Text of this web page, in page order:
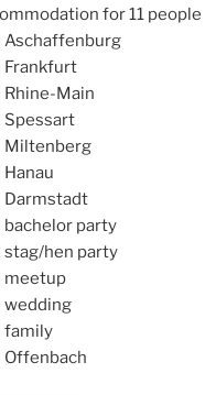
for 11 people
Aschaffenburg
Frankfurt
Main
Spessart
Miltenberg
Darmstadt
party
stag/hen party
meetup
wedding
family
Offenbach